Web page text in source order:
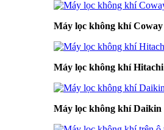
Máy lọc không khí Coway
Máy lọc không khí Hitachi
Máy lọc không khí Daikin